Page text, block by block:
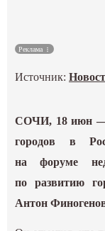
Реклама
Источник:
СОЧИ, 18 июн —
городов в
на форуме
по развитию
Антон